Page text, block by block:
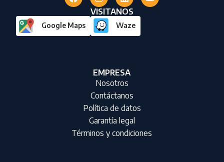
VISITANOS
Google Maps Waze
EMPRESA
Nosotros
Contáctanos
Política de datos
Garantía legal
Términos y condiciones